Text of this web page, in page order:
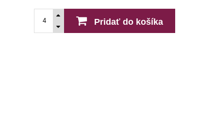
Pridať do košíka